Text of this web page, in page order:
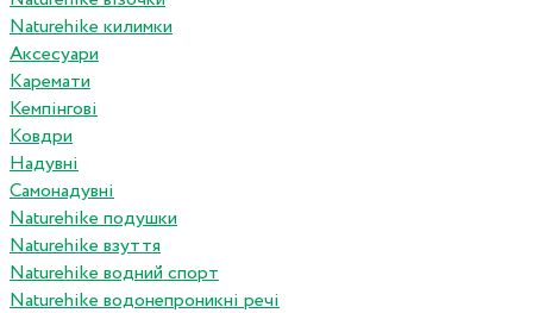
Naturehike килимки
Аксесуари
Каремати
Кемпінгові
Ковдри
Надувні
Самонадувні
Naturehike подушки
Naturehike взуття
Naturehike водний спорт
Naturehike водонепроникні речі